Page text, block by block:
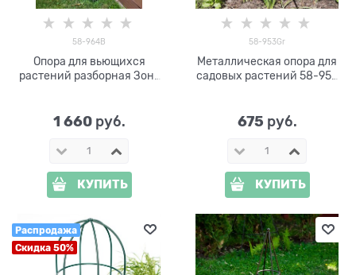
58-964B
Опора для вьющихся
растений разборная Зонт
1 660 руб.
КУПИТЬ
58-953Gr
Металлическая опора для
садовых растений 58-953
675 руб.
КУПИТЬ
Распродажа
Скидка 50%